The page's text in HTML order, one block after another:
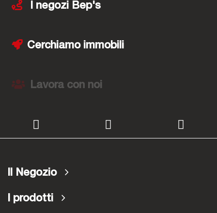
I negozi Bep's
Cerchiamo immobili
Lavora con noi
Il Negozio
I prodotti